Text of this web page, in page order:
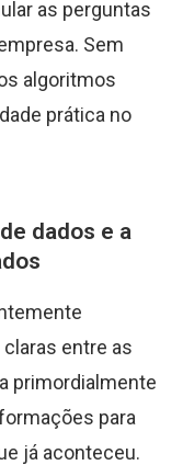
as perguntas
Sem
algoritmos
prática no
dados e a
entre as
primordialmente
para
já aconteceu.